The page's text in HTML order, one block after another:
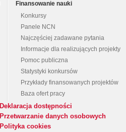
Finansowanie nauki
Konkursy
Panele NCN
Najczęściej zadawane pytania
Informacje dla realizujących projekty
Pomoc publiczna
Statystyki konkursów
Przykłady finansowanych projektów
Baza ofert pracy
Deklaracja dostępności
Przetwarzanie danych osobowych
Polityka cookies